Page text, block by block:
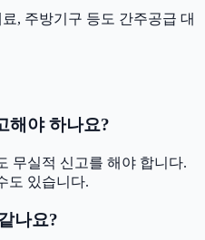
, 주방기구 등도 간주공급 대
해야 하나요?
무실적 신고를 해야 합니다.
도 있습니다.
나요?